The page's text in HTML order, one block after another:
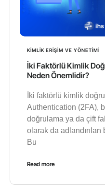
KIMLIK ERIŞIM VE YÖNETIMI
İki Faktörlü Kimlik
Neden Önemlidir?
İki faktörlü kimlik
Authentication (2FA),
doğrulama ya da çift
olarak da
Bu
Read more